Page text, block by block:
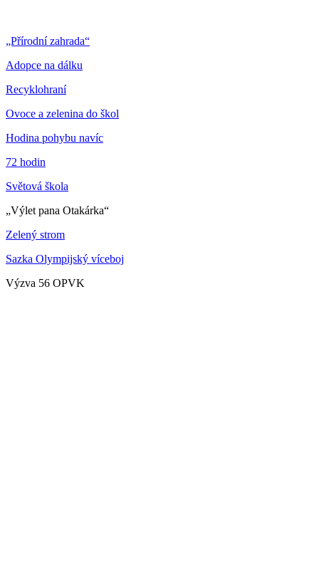
„Přírodní zahrada“
Adopce na dálku
Recyklohraní
Ovoce a zelenina do škol
Hodina pohybu navíc
72 hodin
Světová škola
„Výlet pana Otakárka“
Zelený strom
Sazka Olympijský víceboj
Výzva 56 OPVK